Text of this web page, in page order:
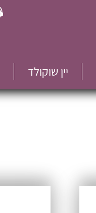
יין שוקולד